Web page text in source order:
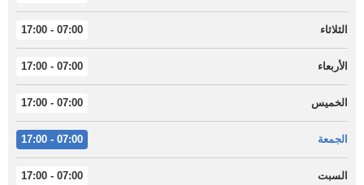
الثلاثاء 07:00 - 17:00
الأربعاء 07:00 - 17:00
الخميس 07:00 - 17:00
الجمعة 07:00 - 17:00
السبت 07:00 - 17:00